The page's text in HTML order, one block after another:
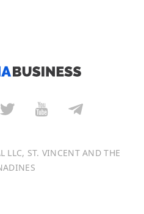
LLC, ST. VINCENT AND THE